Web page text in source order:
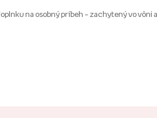
na osobný príbeh – zachytený vo vôni